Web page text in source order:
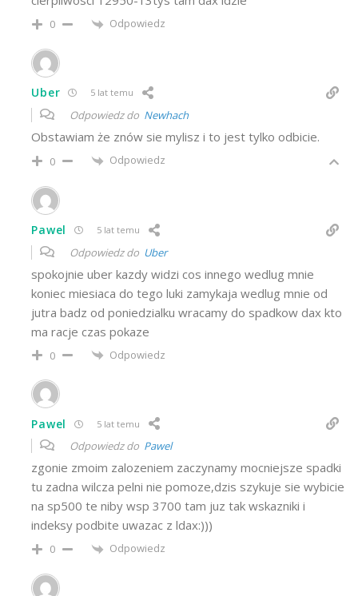
0 Odpowiedz
Uber 5 lat temu
Odpowiedz do Newhach
Obstawiam że znów sie mylisz i to jest tylko odbicie.
0 Odpowiedz
Pawel 5 lat temu
Odpowiedz do Uber
spokojnie uber kazdy widzi cos innego wedlug mnie
koniec miesiaca do tego luki zamykaja wedlug mnie od
jutra badz od poniedzialku wracamy do spadkow dax kto
ma racje czas pokaze
0 Odpowiedz
Pawel 5 lat temu
Odpowiedz do Pawel
zgonie zmoim zalozeniem zaczynamy mocniejsze spadki
tu zadna wilcza pelni nie pomoze,dzis szykuje sie wybicie
na sp500 te niby wsp 3700 tam juz tak wskazniki i
indeksy podbite uwazac z ldax:)))
0 Odpowiedz